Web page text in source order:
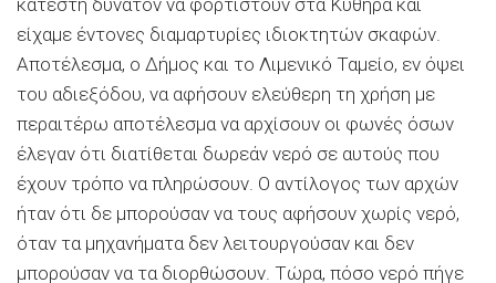
είχαμε έντονες διαμαρτυρίες ιδιοκτητών σκαφών.
Αποτέλεσμα, ο Δήμος και το Λιμενικό Ταμείο, εν όψει
του αδιεξόδου, να αφήσουν ελεύθερη τη χρήση με
περαιτέρω αποτέλεσμα να αρχίσουν οι φωνές όσων
έλεγαν ότι διατίθεται δωρεάν νερό σε αυτούς που
έχουν τρόπο να πληρώσουν. Ο αντίλογος των αρχών
ήταν ότι δε μπορούσαν να τους αφήσουν χωρίς νερό,
όταν τα μηχανήματα δεν λειτουργούσαν και δεν
μπορούσαν να τα διορθώσουν. Τώρα, πόσο νερό πήγε